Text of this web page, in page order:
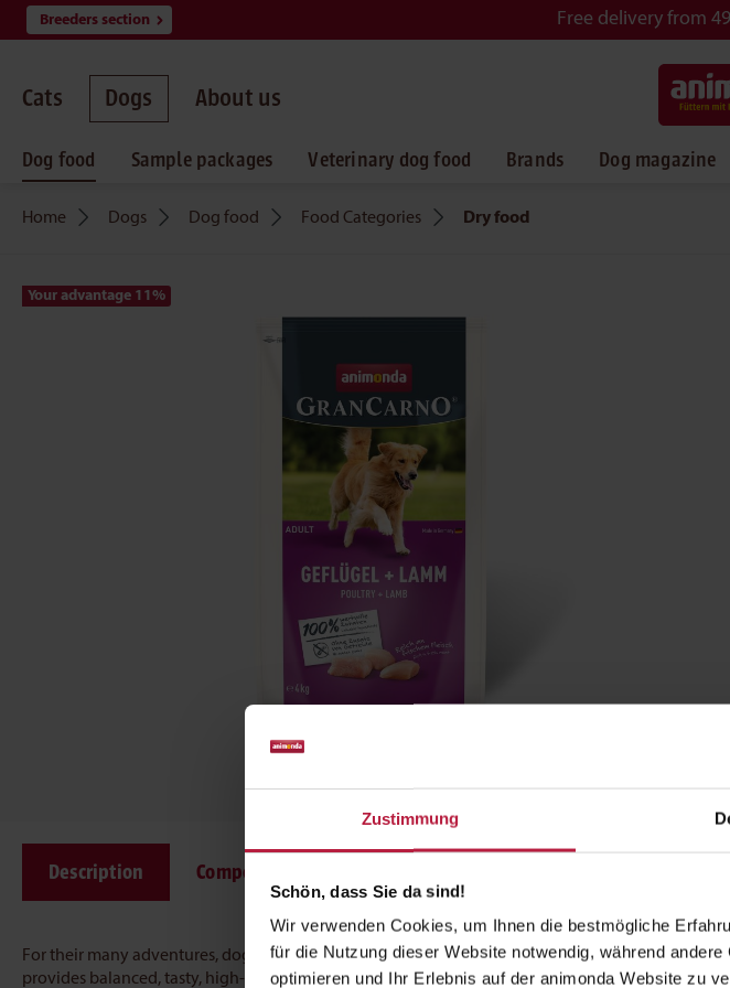
Zustimmung
Schön, dass Sie da sind!
Wir verwenden Cookies, um Ihnen die bestmögliche
für die Nutzung dieser Website notwendig, während
optimieren und Ihr Erlebnis auf der animonda Website zu
Skip to main navigation
Breeders section Free delivery from
Cats Dogs About us
Dog food Sample packages Veterinary dog food Brands Dog magazine
Home Dogs Dog food Food Categories Dry food
Your advantage 11 %
Description Composition
For their many adventures, dogs need wholesome food that boosts their energy and tastes
provides balanced, tasty, high-quality nutrition for adult dogs from 1 - 6 years old. The crunchy